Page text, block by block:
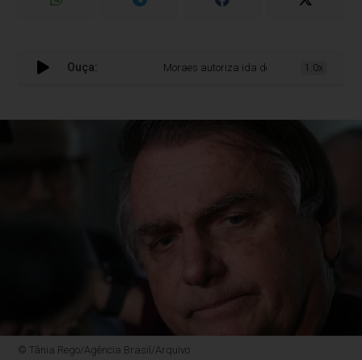
Ouça: Moraes autoriza ida de Bolsonaro a hospital
1.0x
© Tânia Rego/Agência Brasil/Arquivo